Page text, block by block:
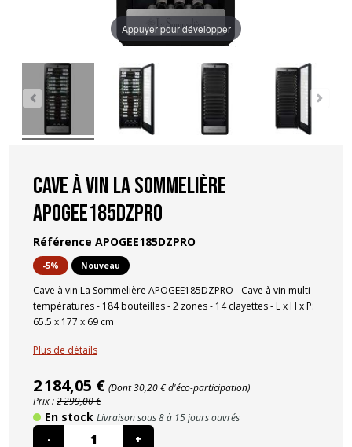
Appuyer pour développer
Cave à vin La Sommelière
APOGEE185DZPRO
Référence APOGEE185DZPRO
-5% Nouveau
Cave à vin La Sommelière APOGEE185DZPRO - Cave à vin multi-
températures - 184 bouteilles - 2 zones - 14 clayettes - L x H x P:
65.5 x 177 x 69 cm
Plus de détails
2 184,05 € (Dont 30,20 € d'éco-participation)
Prix :2 299,00 €
En stock Livraison sous 8 à 15 jours ouvrés
-
+